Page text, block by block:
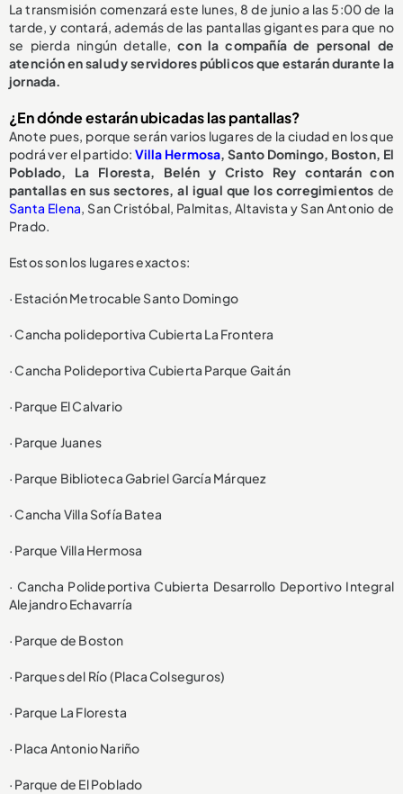
La transmisión comenzará este lunes, 8 de junio a las 5:00 de la
tarde, y contará, además de las pantallas gigantes para que no
se pierda ningún detalle,con la compañía de personal de
atención en salud y servidores públicos que estarán durante la
jornada.
¿En dónde estarán ubicadas las pantallas?
Anote pues, porque serán varios lugares de la ciudad en los que
podrá ver el partido: Villa Hermosa, Santo Domingo, Boston, El
Poblado, La Floresta, Belén y Cristo Rey contarán con
pantallas en sus sectores, al igual que los corregimientos de
Santa Elena, San Cristóbal, Palmitas, Altavista y San Antonio de
Prado.
Estos son los lugares exactos:
· Estación Metrocable Santo Domingo
· Cancha polideportiva Cubierta La Frontera
· Cancha Polideportiva Cubierta Parque Gaitán
· Parque El Calvario
· Parque Juanes
· Parque Biblioteca Gabriel García Márquez
· Cancha Villa Sofía Batea
· Parque Villa Hermosa
· Cancha Polideportiva Cubierta Desarrollo Deportivo Integral
Alejandro Echavarría
· Parque de Boston
· Parques del Río (Placa Colseguros)
· Parque La Floresta
· Placa Antonio Nariño
· Parque de El Poblado